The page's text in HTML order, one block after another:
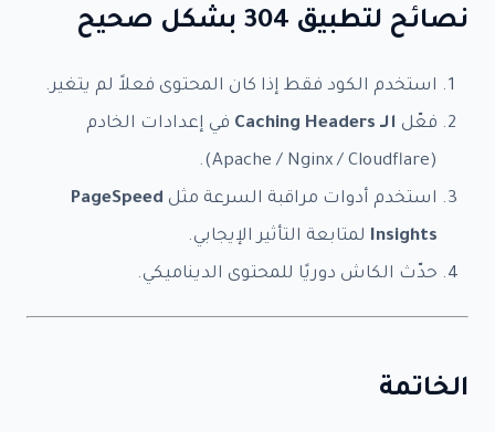
نصائح لتطبيق 304 بشكل صحيح
استخدم الكود فقط إذا كان المحتوى فعلاً لم يتغير.
فعّل الـ Caching Headers
في إعدادات الخادم
(Apache / Nginx / Cloudflare).
استخدم أدوات مراقبة السرعة مثل PageSpeed
Insights لمتابعة التأثير الإيجابي.
حدّث الكاش دوريًا للمحتوى الديناميكي.
الخاتمة
خدمة SEO - دفعة 3 - $199.90
الإمبراطور – Authority SEO - $999.90
نيرد السيطرة – Domination - $1,999.90
سريعة – SEO Express - $49.90
النشاط الجغرافي -$79.90
SEO يوتيوب - $79.90
ASO للتطبيقات - $149.90
ا
المبلغ الذي سوف تدفعه هو